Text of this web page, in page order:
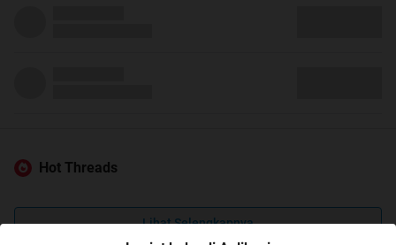
Hot Threads
Lihat Selengkapnya